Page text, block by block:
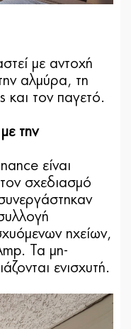
με αντοχή
αλμύρα, τη
και τον παγετό.
την
είναι
σχεδιασμό
ηχείων,
Τα μη-
ενισχυτή.